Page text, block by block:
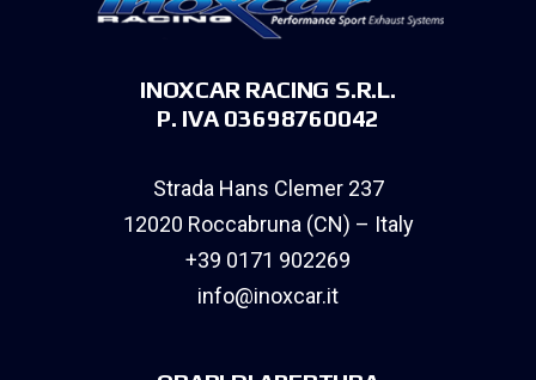
INOXCAR RACING S.R.L.
P. IVA 03698760042
Strada Hans Clemer 237
12020 Roccabruna (CN) – Italy
+39 0171 902269
info@inoxcar.it